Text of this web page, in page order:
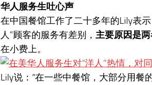
华人服务生吐心声
在中国餐馆工作了二十多年的Lily表
人”顾客的服务有差别， 主要原因是
在小费上。
Lily说：“在一些中餐馆，大部分用餐